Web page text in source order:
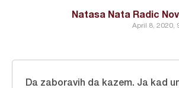
Natasa Nata Radic
April 8, 2020,
Da zaboravih da kazem. Ja kad